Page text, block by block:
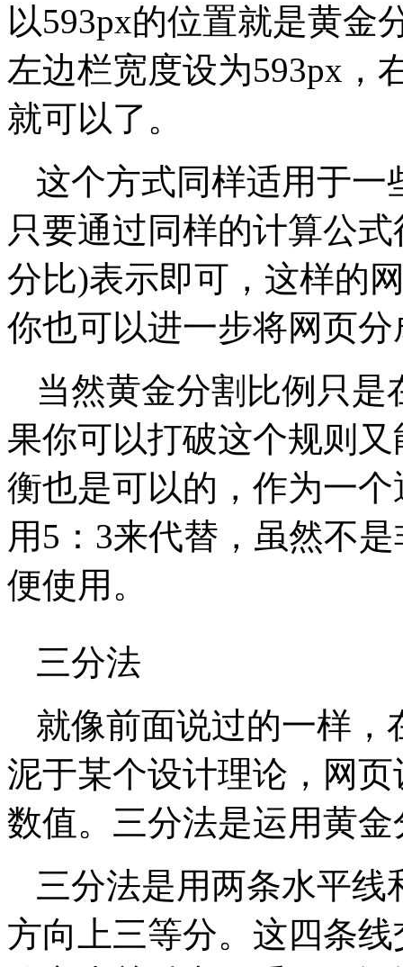
以593px的位置就是黄金
左边栏宽度设为593px，
就可以了。
这个方式同样适用于一
只要通过同样的计算公
分比)表示即可，这样的
你也可以进一步将网页
当然黄金分割比例只
果你可以打破这个规则
衡也是可以的，作为一
用5：3来代替，虽然不
便使用。
三分法
就像前面说过的一样，
泥于某个设计理论，网
数值。三分法是运用黄
三分法是用两条水平
方向上三等分。这四条